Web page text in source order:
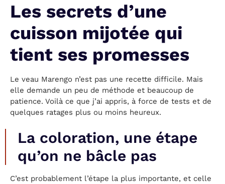
Les secrets d’une
cuisson mijotée qui
tient ses promesses
Le veau Marengo n’est pas une recette difficile. Mais
elle demande un peu de méthode et beaucoup de
patience. Voilà ce que j’ai appris, à force de tests et de
quelques ratages plus ou moins heureux.
La coloration, une étape
qu’on ne bâcle pas
C’est probablement l’étape la plus importante, et celle